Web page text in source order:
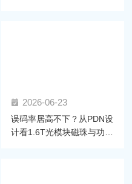
2026-06-23
误码率居高不下？从PDN设
计看1.6T光模块磁珠与功率